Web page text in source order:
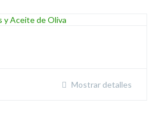
Mostrar detalles